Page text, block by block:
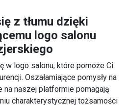
z tłumu dzięki
logo salonu
w logo salonu, które pomoże Ci
Oszałamiające pomysły na
na naszej platformie pomagają
charakterystycznej tożsamości